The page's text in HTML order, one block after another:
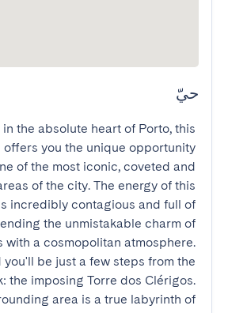
حيّ
the absolute heart of Porto, this
you the unique opportunity
of the most iconic, coveted and
of the city. The energy of this
incredibly contagious and full of
the unmistakable charm of
with a cosmopolitan atmosphere.
you'll be just a few steps from the
the imposing Torre dos Clérigos.
area is a true labyrinth of